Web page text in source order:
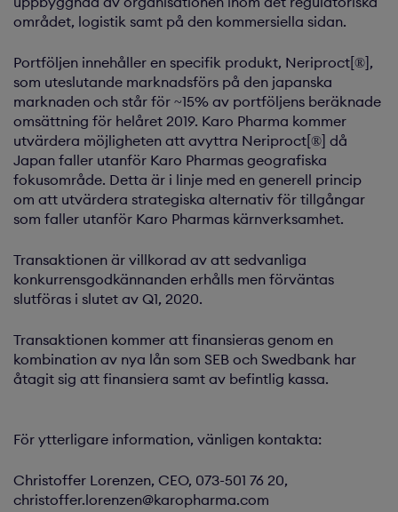
området, logistik samt på den kommersiella sidan.
Portföljen innehåller en specifik produkt, Neriproct[®],
som uteslutande marknadsförs på den japanska
marknaden och står för ~15% av portföljens beräknade
omsättning för helåret 2019. Karo Pharma kommer
utvärdera möjligheten att avyttra Neriproct[®] då
Japan faller utanför Karo Pharmas geografiska
fokusområde. Detta är i linje med en generell princip
om att utvärdera strategiska alternativ för tillgångar
som faller utanför Karo Pharmas kärnverksamhet.
Transaktionen är villkorad av att sedvanliga
konkurrensgodkännanden erhålls men förväntas
slutföras i slutet av Q1, 2020.
Transaktionen kommer att finansieras genom en
kombination av nya lån som SEB och Swedbank har
åtagit sig att finansiera samt av befintlig kassa.
För ytterligare information, vänligen kontakta:
Christoffer Lorenzen, CEO, 073-501 76 20,
christoffer.lorenzen@karopharma.com